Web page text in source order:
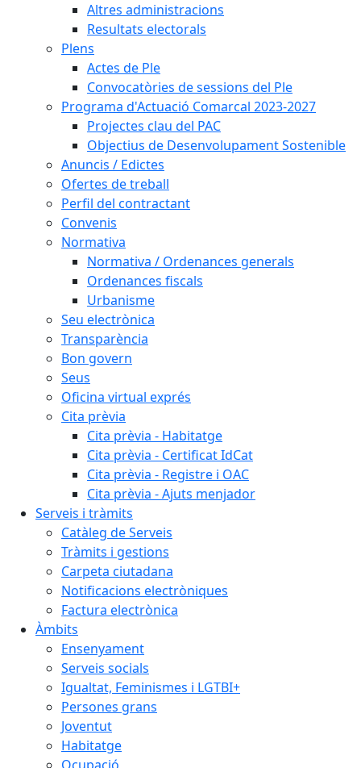
Altres administracions
Resultats electorals
Plens
Actes de Ple
Convocatòries de sessions del Ple
Programa d'Actuació Comarcal 2023-2027
Projectes clau del PAC
Objectius de Desenvolupament Sostenible
Anuncis / Edictes
Ofertes de treball
Perfil del contractant
Convenis
Normativa
Normativa / Ordenances generals
Ordenances fiscals
Urbanisme
Seu electrònica
Transparència
Bon govern
Seus
Oficina virtual exprés
Cita prèvia
Cita prèvia - Habitatge
Cita prèvia - Certificat IdCat
Cita prèvia - Registre i OAC
Cita prèvia - Ajuts menjador
Serveis i tràmits
Catàleg de Serveis
Tràmits i gestions
Carpeta ciutadana
Notificacions electròniques
Factura electrònica
Àmbits
Ensenyament
Serveis socials
Igualtat, Feminismes i LGTBI+
Persones grans
Joventut
Habitatge